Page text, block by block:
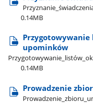
0.14MB
upominków
0.14MB
Prowadzenie